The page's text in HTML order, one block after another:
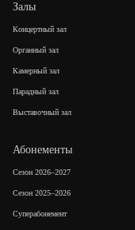
Залы
Концертный зал
Органный зал
Камерный зал
Парадный зал
Выставочный зал
Абонементы
Сезон 2026–2027
Сезон 2025–2026
Суперабонемент